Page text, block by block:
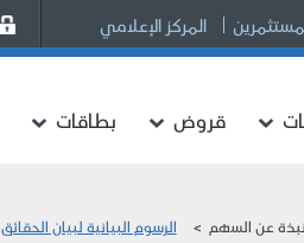
المركز الإعلامي
قروض بطاقات
نبذة عن السهم الرسوم البيانية لبيان الحقائق